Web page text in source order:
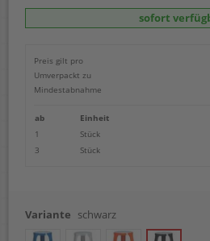
sofort
Preis gilt pro
Umverpackt zu
Mindestabnahme
ab Einheit
1
Stück
3
Stück
Variante schwarz